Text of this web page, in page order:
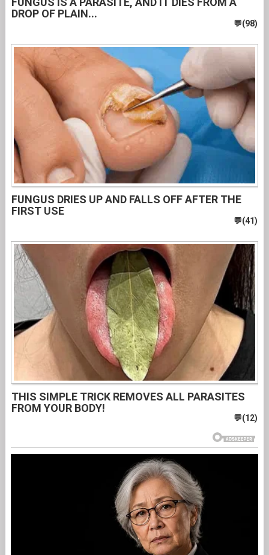
DROP OF PLAIN...
FUNGUS DRIES UP AND FALLS OFF AFTER THE
FIRST USE
THIS SIMPLE TRICK REMOVES ALL PARASITES
FROM YOUR BODY!